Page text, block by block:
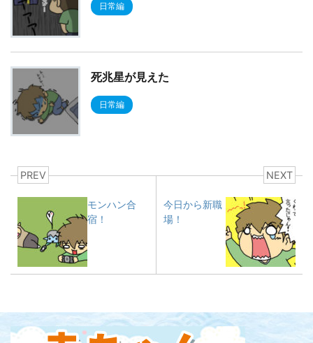
日常編
死兆星が見えた
日常編
PREV
モンハン合
宿！
NEXT
今日から新職
場！